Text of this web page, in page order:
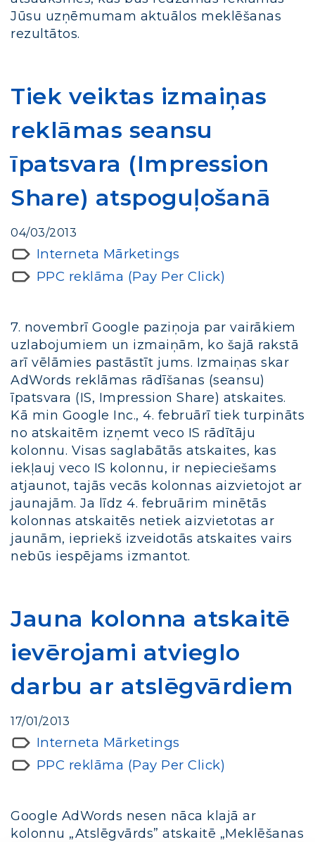
Jūsu uzņēmumam aktuālos meklēšanas
rezultātos.
Tiek veiktas izmaiņas
reklāmas seansu
īpatsvara (Impression
Share) atspoguļošanā
04/03/2013
Interneta Mārketings
PPC reklāma (Pay Per Click)
7. novembrī Google paziņoja par vairākiem
uzlabojumiem un izmaiņām, ko šajā rakstā
arī vēlāmies pastāstīt jums. Izmaiņas skar
AdWords reklāmas rādīšanas (seansu)
īpatsvara (IS, Impression Share) atskaites.
Kā min Google Inc., 4. februārī tiek turpināts
no atskaitēm izņemt veco IS rādītāju
kolonnu. Visas saglabātās atskaites, kas
iekļauj veco IS kolonnu, ir nepieciešams
atjaunot, tajās vecās kolonnas aizvietojot ar
jaunajām. Ja līdz 4. februārim minētās
kolonnas atskaitēs netiek aizvietotas ar
jaunām, iepriekš izveidotās atskaites vairs
nebūs iespējams izmantot.
Jauna kolonna atskaitē
ievērojami atvieglo
darbu ar atslēgvārdiem
17/01/2013
Interneta Mārketings
PPC reklāma (Pay Per Click)
Google AdWords nesen nāca klajā ar
kolonnu „Atslēgvārds” atskaitē „Meklēšanas